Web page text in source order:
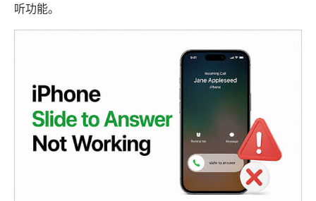
听功能。